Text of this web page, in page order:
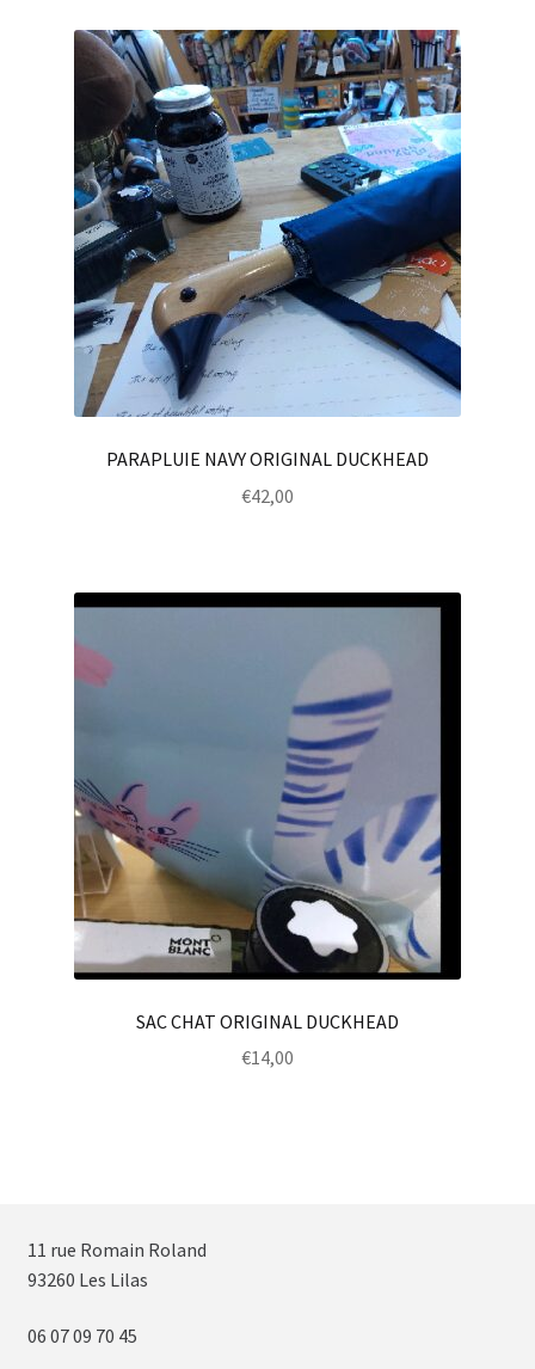
PARAPLUIE NAVY ORIGINAL DUCKHEAD
€42,00
SAC CHAT ORIGINAL DUCKHEAD
€14,00
11 rue Romain Roland
93260 Les Lilas
06 07 09 70 45